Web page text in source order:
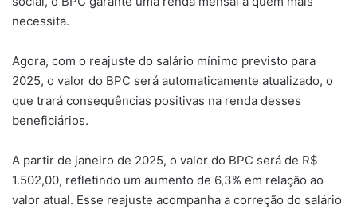
necessita.
Agora, com o reajuste do salário mínimo previsto para
2025, o valor do BPC será automaticamente atualizado, o
que trará consequências positivas na renda desses
beneficiários.
A partir de janeiro de 2025, o valor do BPC será de R$
1.502,00, refletindo um aumento de 6,3% em relação ao
valor atual. Esse reajuste acompanha a correção do salário